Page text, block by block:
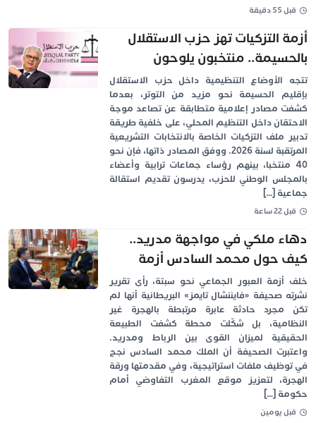
قبل 55 دقيقة
أزمة التزكيات تهز حزب الاستقلال
بالحسيمة.. منتخبون يلوحون
باستقالات جماعية قبل انتخابات
2026
تتجه الأوضاع التنظيمية داخل حزب الاستقلال
بإقليم الحسيمة نحو مزيد من التوتر، بعدما
كشفت مصادر إعلامية متطابقة عن تصاعد موجة
الاحتقان داخل التنظيم المحلي، على خلفية طريقة
تدبير ملف التزكيات الخاصة بالانتخابات التشريعية
المرتقبة لسنة 2026. ووفق المصادر ذاتها، فإن نحو
40 منتخبا، بينهم رؤساء جماعات ترابية وأعضاء
بالمجلس الوطني للحزب، يدرسون تقديم استقالة
جماعية […]
قبل 22 ساعة
دهاء ملكي في مواجهة مدريد..
كيف حول محمد السادس أزمة
سبتة إلى ورقة ضغط على سانشيز؟
خلف أزمة العبور الجماعي نحو سبتة، رأى تقرير
نشرته صحيفة «فايننشال تايمز» البريطانية أنها لم
تكن مجرد حادثة عابرة مرتبطة بالهجرة غير
النظامية، بل شكّلت محطة كشفت الطبيعة
الحقيقية لميزان القوى بين الرباط ومدريد.
واعتبرت الصحيفة أن الملك محمد السادس نجح
في توظيف ملفات استراتيجية، وفي مقدمتها ورقة
الهجرة، لتعزيز موقع المغرب التفاوضي أمام
حكومة […]
قبل يومين